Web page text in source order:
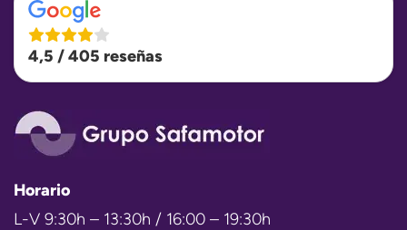
4,5 / 405 reseñas
Horario
L-V 9:30h – 13:30h / 16:00 – 19:30h